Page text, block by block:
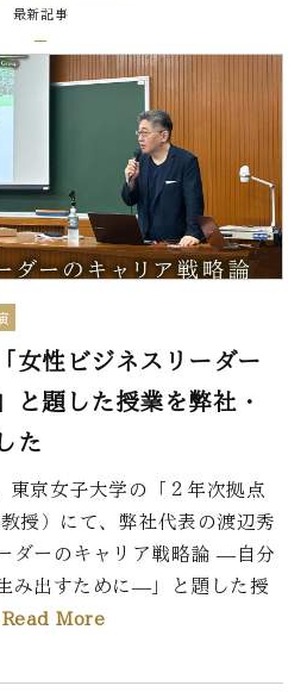
最新記事
女性ビジネスリーダー
と題した授業を弊社・
た
京女子大学の「２年次拠点
授）にて、弊社代表の渡辺秀
ダーのキャリア戦略論 ―自分
み出すために―」と題した授
More